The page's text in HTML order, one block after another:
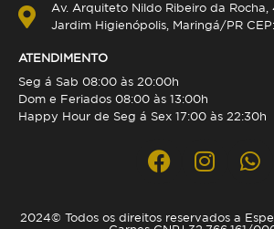
Av. Arquiteto Nildo Ribeiro da Rocha,
Jardim Higienópolis, Maringá/PR
ATENDIMENTO
Seg á Sab 08:00 às 20:00h
Dom e Feriados 08:00 às 13:00h
Happy Hour de Seg á Sex 17:00 às 22:30h
2024© Todos os direitos reservados a